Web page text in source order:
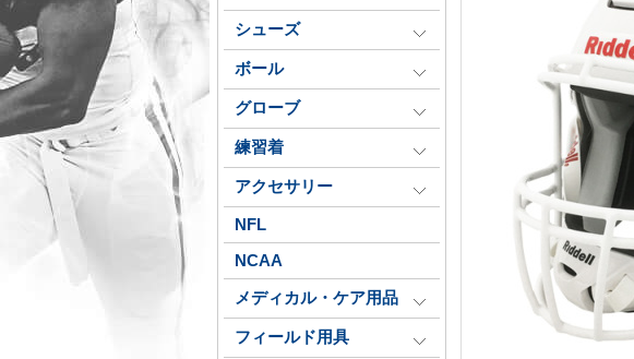
シューズ
ボール
グローブ
練習着
アクセサリー
NFL
NCAA
メディカル・ケア用品
フィールド用具